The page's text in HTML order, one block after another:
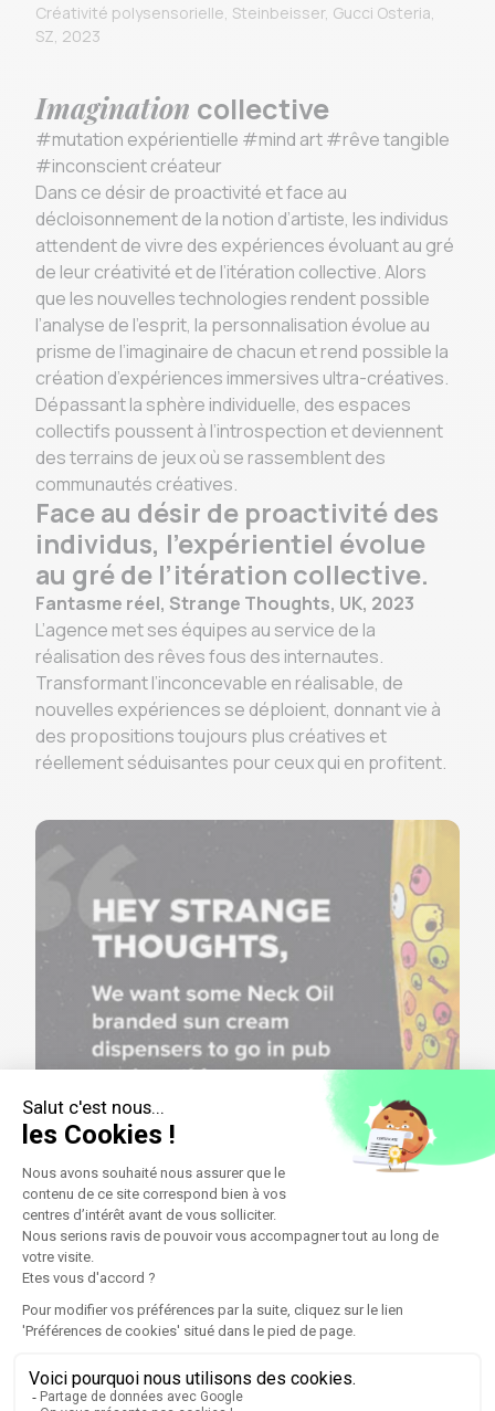
Créativité polysensorielle, Steinbeisser, Gucci Osteria,
SZ, 2023
Imagination collective
#mutation expérientielle #mind art #rêve tangible
#inconscient créateur
Dans ce désir de proactivité et face au
décloisonnement de la notion d’artiste, les individus
attendent de vivre des expériences évoluant au gré
de leur créativité et de l’itération collective. Alors
que les nouvelles technologies rendent possible
l’analyse de l'esprit, la personnalisation évolue au
prisme de l’imaginaire de chacun et rend possible la
création d’expériences immersives ultra-créatives.
Dépassant la sphère individuelle, des espaces
collectifs poussent à l’introspection et deviennent
des terrains de jeux où se rassemblent des
communautés créatives.
Face au désir de proactivité des
individus, l’expérientiel évolue
au gré de l’itération collective.
Fantasme réel, Strange Thoughts, UK, 2023
L’agence met ses équipes au service de la
réalisation des rêves fous des internautes.
Transformant l’inconcevable en réalisable, de
nouvelles expériences se déploient, donnant vie à
des propositions toujours plus créatives et
réellement séduisantes pour ceux qui en profitent.
Fantasme réel, Strange Thoughts, UK, 2023
Introspection collective, Brainstorm,
Célébrant l’anniversaire d’un album de Pink Floyd,
Gala Wright a créé une expérience muséale